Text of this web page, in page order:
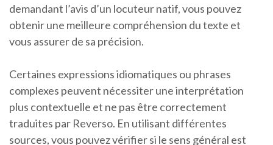
demandant l’avis d’un locuteur natif, vous pouvez
obtenir une meilleure compréhension du texte et
vous assurer de sa précision.
Certaines expressions idiomatiques ou phrases
complexes peuvent nécessiter une interprétation
plus contextuelle et ne pas être correctement
traduites par Reverso. En utilisant différentes
sources, vous pouvez vérifier si le sens général est